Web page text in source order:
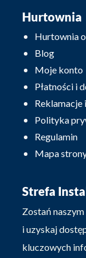
Hurtownia
Hurtownia
Blog
Moje konto
Płatności i
Polityka
Regulamin
Mapa
Strefa
Zostań
i uzyskaj
kluczowych